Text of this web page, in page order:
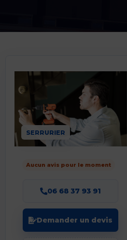
SERRURIER
Aucun avis pour le moment
06 68 37 93 91
Demander un devis